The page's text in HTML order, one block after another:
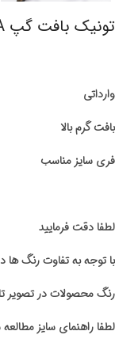
تونیک بافت گپ GA
وارداتی
بافت گرم بالا
فری سایز مناسب
لطفا دقت فرمایید
با توجه به تفاوت رنگ
رنگ محصولات در تصویر تا 20% با واقعیت متفاوت باشد
لطفا راهنمای سایز